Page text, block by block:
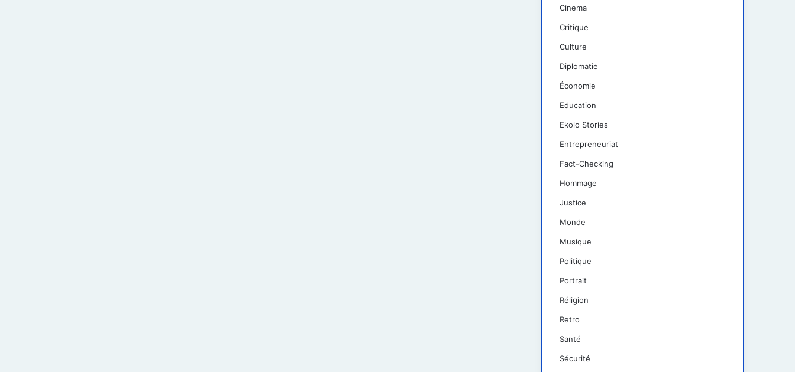
Cinema
Critique
Culture
Diplomatie
Économie
Education
Ekolo Stories
Entrepreneuriat
Fact-Checking
Hommage
Justice
Monde
Musique
Politique
Portrait
Réligion
Retro
Santé
Sécurité